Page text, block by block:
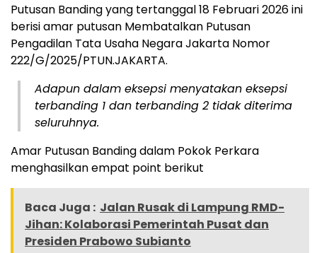
Putusan Banding yang tertanggal 18 Februari 2026 ini
berisi amar putusan Membatalkan Putusan
Pengadilan Tata Usaha Negara Jakarta Nomor
222/G/2025/PTUN.JAKARTA.
Adapun dalam eksepsi menyatakan eksepsi
terbanding 1 dan terbanding 2 tidak diterima
seluruhnya.
Amar Putusan Banding dalam Pokok Perkara
menghasilkan empat point berikut
Baca Juga : Jalan Rusak di Lampung RMD-
Jihan: Kolaborasi Pemerintah Pusat dan
Presiden Prabowo Subianto